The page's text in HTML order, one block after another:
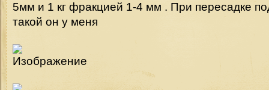
5мм и 1 кг фракцией 1-4 мм . При пересадке
такой он у меня